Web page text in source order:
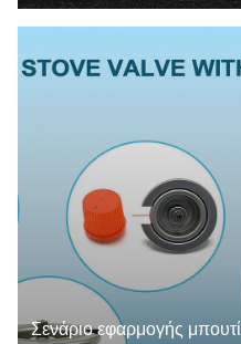
Σενάριο εφαρμογής